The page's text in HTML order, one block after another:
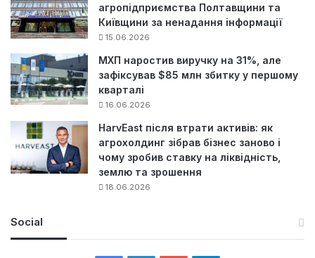
агропідприємства Полтавщини та
Київщини за ненадання інформації
15.06.2026
МХП наростив виручку на 31%, але
зафіксував $85 млн збитку у першому
кварталі
16.06.2026
HarvEast після втрати активів: як
агрохолдинг зібрав бізнес заново і
чому зробив ставку на ліквідність,
землю та зрошення
18.06.2026
Social